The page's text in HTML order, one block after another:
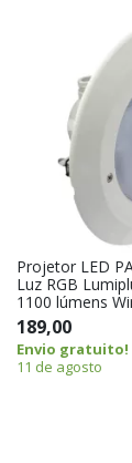
Projetor LED
Luz RGB
1100 lúmens
189,00
Envio gratuito!
11 de agosto